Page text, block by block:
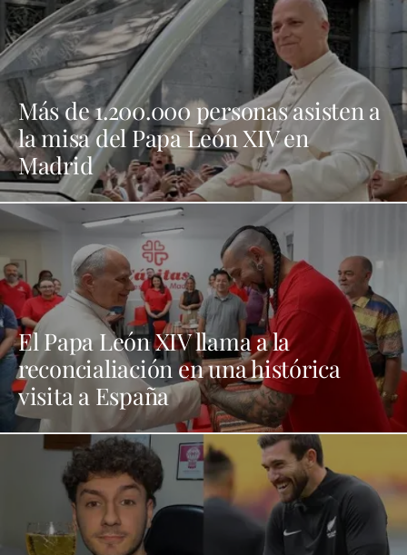
Más de 1.200.000 personas asisten a
la misa del Papa León XIV en
Madrid
El Papa León XIV llama a la
reconcialiación en una histórica
visita a España